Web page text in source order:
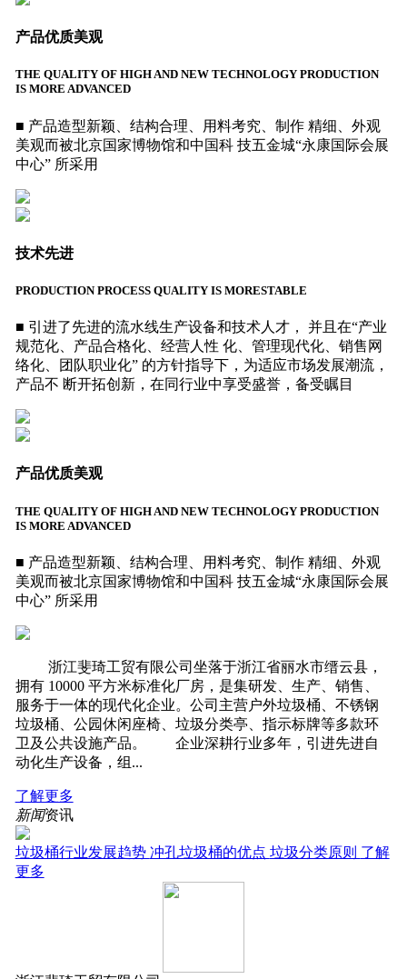
产品优质美观
THE QUALITY OF HIGH AND NEW TECHNOLOGY PRODUCTION
IS MORE ADVANCED
■ 产品造型新颖、结构合理、用料考究、制作 精细、外观
美观而被北京国家博物馆和中国科 技五金城“永康国际会展
中心” 所采用
技术先进
PRODUCTION PROCESS QUALITY IS MORESTABLE
■ 引进了先进的流水线生产设备和技术人才， 并且在“产业
规范化、产品合格化、经营人性 化、管理现代化、销售网
络化、团队职业化” 的方针指导下，为适应市场发展潮流，
产品不 断开拓创新，在同行业中享受盛誉，备受瞩目
产品优质美观
THE QUALITY OF HIGH AND NEW TECHNOLOGY PRODUCTION
IS MORE ADVANCED
■ 产品造型新颖、结构合理、用料考究、制作 精细、外观
美观而被北京国家博物馆和中国科 技五金城“永康国际会展
中心” 所采用
‍‍ 浙江斐琦工贸有限公司坐落于浙江省丽水市缙云县，
拥有 10000 平方米标准化厂房，是集研发、生产、销售、
服务于一体的现代化企业。公司主营户外垃圾桶、不锈钢
垃圾桶、公园休闲座椅、垃圾分类亭、指示标牌等多款环
卫及公共设施产品。 企业深耕行业多年，引进先进自
动化生产设备，组...
了解更多
新闻资讯
垃圾桶行业发展趋势 冲孔垃圾桶的优点 垃圾分类原则 了解
更多